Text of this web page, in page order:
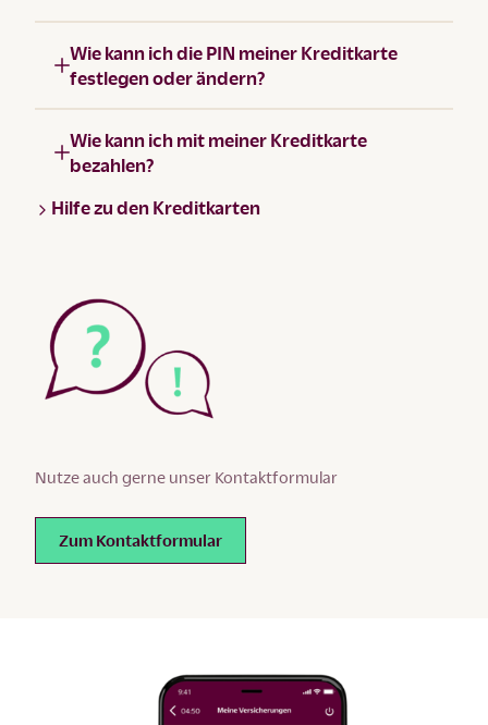
Wie kann ich die PIN meiner Kreditkarte
festlegen oder ändern?
Wie kann ich mit meiner Kreditkarte
bezahlen?
Hilfe zu den Kreditkarten
Nutze auch gerne unser Kontaktformular
Zum Kontaktformular